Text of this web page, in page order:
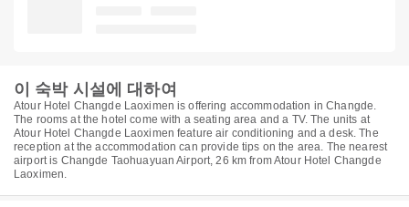
이 숙박 시설에 대하여
Atour Hotel Changde Laoximen is offering accommodation in Changde.
The rooms at the hotel come with a seating area and a TV. The units at
Atour Hotel Changde Laoximen feature air conditioning and a desk. The
reception at the accommodation can provide tips on the area. The nearest
airport is Changde Taohuayuan Airport, 26 km from Atour Hotel Changde
Laoximen.